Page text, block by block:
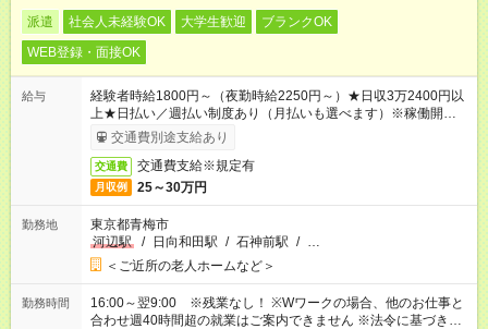
派遣 社会人未経験OK 大学生歓迎
ブランクOK
WEB登録・面接OK
給与
経験者時給1800円～（夜勤時給2250円～）★日収3万2400円以
上★日払い／週払い制度あり（月払いも選べます）※稼働開始時
は手続き完了次第のお支払いとなります。
交通費別途支給あり
交通費 交通費支給※規定有
月収例 25～30万円
勤務地
東京都青梅市
河辺駅
/ 日向和田駅 / 石神前駅 / …
＜ご近所の老人ホームなど＞
勤務時間
16:00～翌9:00 ※残業なし！ ※Wワークの場合、他のお仕事と
合わせ週40時間超の就業はご案内できません ※法令に基づき、